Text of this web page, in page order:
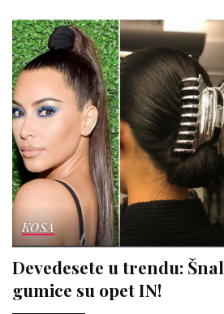
KOSA
Devedesete u trendu:
gumice su opet IN!